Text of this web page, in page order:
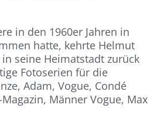
in den 1960er Jahren in
hatte, kehrte Helmut
seine Heimatstadt zurück
Fotoserien für die
Adam, Vogue, Condé
Magazin, Männer Vogue, Max